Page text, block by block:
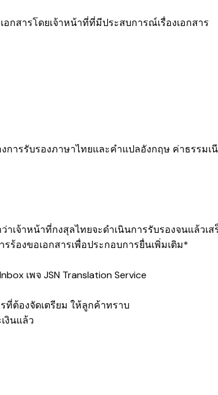
กสารโดยเจ้าหน้าที่ที่มีประสบการณ์เรื่องเอกสาร
การรับรองภาษาไทยและคำแปลอังกฤษ ค่าธรรมเ
เจ้าหน้าที่กงสุลไทยจะดำเนินการรับรองจนแล้วเส
ร้องขอเอกสารเพื่อประกอบการยื่นเพิ่มเติม*
เพจ JSN Translation Service
ที่ต้องจัดเตรียม ให้ลูกค้าทราบ
งินแล้ว